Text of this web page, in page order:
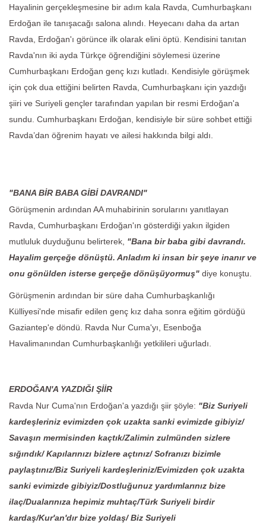
Hayalinin gerçekleşmesine bir adım kala Ravda, Cumhurbaşkanı
Erdoğan ile tanışacağı salona alındı. Heyecanı daha da artan
Ravda, Erdoğan'ı görünce ilk olarak elini öptü. Kendisini tanıtan
Ravda'nın iki ayda Türkçe öğrendiğini söylemesi üzerine
Cumhurbaşkanı Erdoğan genç kızı kutladı. Kendisiyle görüşmek
için çok dua ettiğini belirten Ravda, Cumhurbaşkanı için yazdığı
şiiri ve Suriyeli gençler tarafından yapılan bir resmi Erdoğan'a
sundu. Cumhurbaşkanı Erdoğan, kendisiyle bir süre sohbet ettiği
Ravda’dan öğrenim hayatı ve ailesi hakkında bilgi aldı.
"BANA BİR BABA GİBİ DAVRANDI"
Görüşmenin ardından AA muhabirinin sorularını yanıtlayan
Ravda, Cumhurbaşkanı Erdoğan'ın gösterdiği yakın ilgiden
mutluluk duyduğunu belirterek, "Bana bir baba gibi davrandı.
Hayalim gerçeğe dönüştü. Anladım ki insan bir şeye inanır ve
onu gönülden isterse gerçeğe dönüşüyormuş" diye konuştu.
Görüşmenin ardından bir süre daha Cumhurbaşkanlığı
Külliyesi'nde misafir edilen genç kız daha sonra eğitim gördüğü
Gaziantep'e döndü. Ravda Nur Cuma'yı, Esenboğa
Havalimanından Cumhurbaşkanlığı yetkilileri uğurladı.
ERDOĞAN'A YAZDIĞI ŞİİR
Ravda Nur Cuma'nın Erdoğan'a yazdığı şiir şöyle: "Biz Suriyeli
kardeşleriniz evimizden çok uzakta sanki evimizde gibiyiz/
Savaşın mermisinden kaçtık/Zalimin zulmünden sizlere
sığındık/ Kapılarınızı bizlere açtınız/ Sofranızı bizimle
paylaştınız/Biz Suriyeli kardeşleriniz/Evimizden çok uzakta
sanki evimizde gibiyiz/Dostluğunuz yardımlarınız bize
ilaç/Dualarınıza hepimiz muhtaç/Türk Suriyeli birdir
kardaş/Kur'an'dır bize yoldaş/ Biz Suriyeli